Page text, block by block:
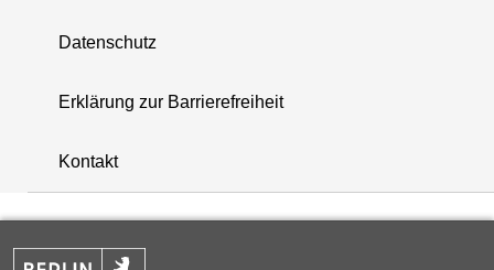
+
−
Datenschutz
Erklärung zur Barrierefreiheit
Kontakt